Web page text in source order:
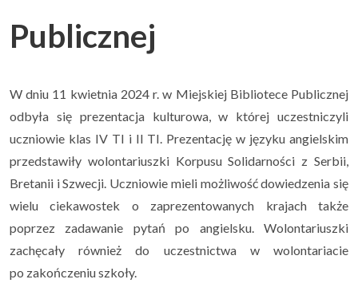
Kursy zawodowe
Uczeń i rodzic ▼
Podlaskie Kukułki ▼
Rekrutacja ▼
Kontakt
Publicznej
W dniu 11 kwietnia 2024 r. w Miejskiej Bibliotece Publicznej
odbyła się prezentacja kulturowa, w której uczestniczyli
uczniowie klas IV TI i II TI. Prezentację w języku angielskim
przedstawiły wolontariuszki Korpusu Solidarności z Serbii,
Bretanii i Szwecji. Uczniowie mieli możliwość dowiedzenia się
wielu ciekawostek o zaprezentowanych krajach także
poprzez zadawanie pytań po angielsku. Wolontariuszki
zachęcały również do uczestnictwa w wolontariacie
po zakończeniu szkoły.